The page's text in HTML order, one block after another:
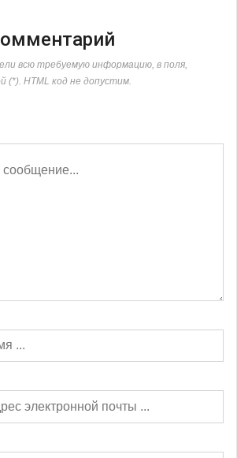
всю требуемую информацию, в поля,
(*). HTML код не допустим.